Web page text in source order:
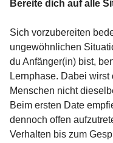
Bereite dich auf alle
Sich vorzubereiten
ungewöhnlichen
du Anfänger(in) bist,
Lernphase. Dabei
Menschen nicht
Beim ersten Date
dennoch offen
Verhalten bis zum